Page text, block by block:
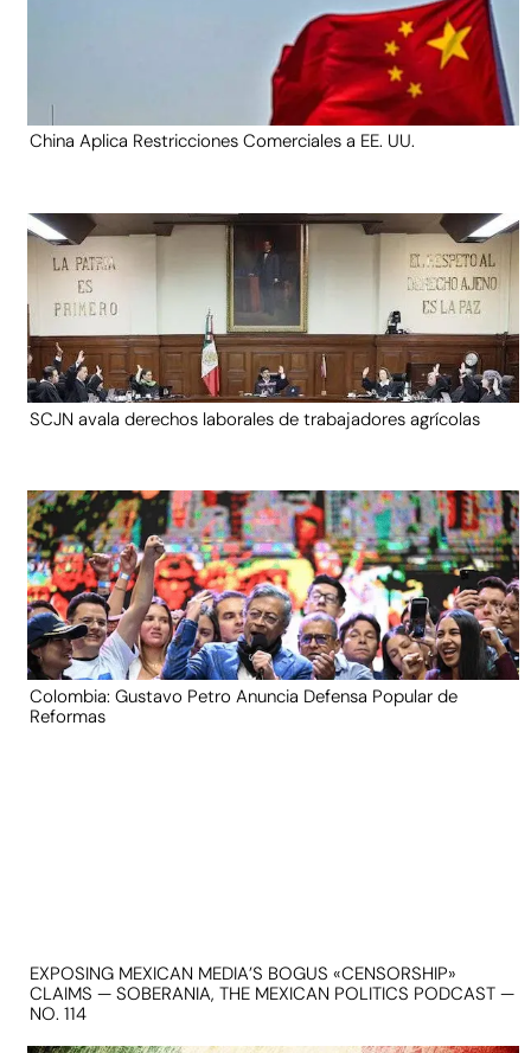
China Aplica Restricciones Comerciales a EE. UU.
SCJN avala derechos laborales de trabajadores agrícolas
Colombia: Gustavo Petro Anuncia Defensa Popular de
Reformas
EXPOSING MEXICAN MEDIA’S BOGUS «CENSORSHIP»
CLAIMS — SOBERANIA, THE MEXICAN POLITICS PODCAST —
NO. 114